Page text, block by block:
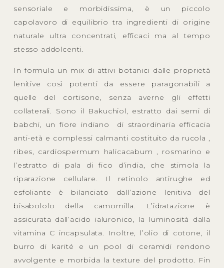
sensoriale e morbidissima, è un piccolo
capolavoro di equilibrio tra ingredienti di origine
naturale ultra concentrati, efficaci ma al tempo
stesso addolcenti.
In formula un mix di attivi botanici dalle proprietà
lenitive così potenti da essere paragonabili a
quelle del cortisone, senza averne gli effetti
collaterali. Sono il Bakuchiol, estratto dai semi di
babchi, un fiore indiano di straordinaria efficacia
anti-età e complessi calmanti costituito da rucola ,
ribes, cardiospermum halicacabum , rosmarino e
l’estratto di pala di fico d’india, che stimola la
riparazione cellulare. Il retinolo antirughe ed
esfoliante è bilanciato dall’azione lenitiva del
bisabololo della camomilla. L’idratazione è
assicurata dall’acido ialuronico, la luminosità dalla
vitamina C incapsulata. Inoltre, l’olio di cotone, il
burro di karité e un pool di ceramidi rendono
avvolgente e morbida la texture del prodotto. Fin